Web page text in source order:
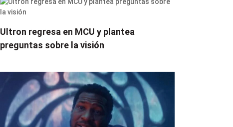
Ultron regresa en MCU y plantea
preguntas sobre la visión